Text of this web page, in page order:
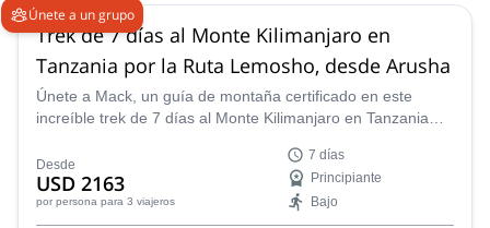
Únete a un grupo
Trek de 7 días al Monte Kilimanjaro en
Tanzania por la Ruta Lemosho, desde Arusha
Únete a Mack, un guía de montaña certificado en este
increíble trek de 7 días al Monte Kilimanjaro en Tanzania
Desde
USD 2163
por persona para 3 viajeros
7 días
Principiante
Bajo